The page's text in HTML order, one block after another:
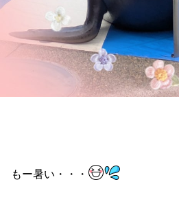
もー暑い・・・